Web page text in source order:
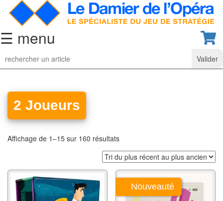
☰ menu
Jeu
d’Echecs
collection
classiques
Pièces
d’échecs
classiques
2 Joueurs
Affichage de 1–15 sur 160 résultats
Nouveauté